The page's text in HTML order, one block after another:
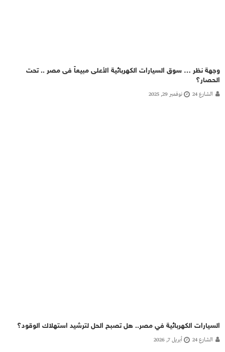
وجهة نظر … سوق السيارات الكهربائية الأعلى مبيعاً فى مصر .. تحت
الحصار؟
الشارع 24 نوفمبر 29, 2025
السيارات الكهربائية في مصر.. هل تصبح الحل لترشيد استهلاك الوقود؟
الشارع 24 أبريل 7, 2026